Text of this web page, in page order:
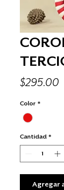
$295.00
Color *
Cantidad *
Agregar